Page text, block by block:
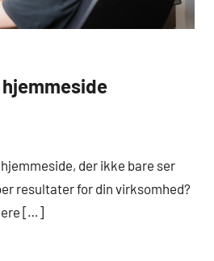
der ikke bare ser
resultater for din virksomhed?
[…]